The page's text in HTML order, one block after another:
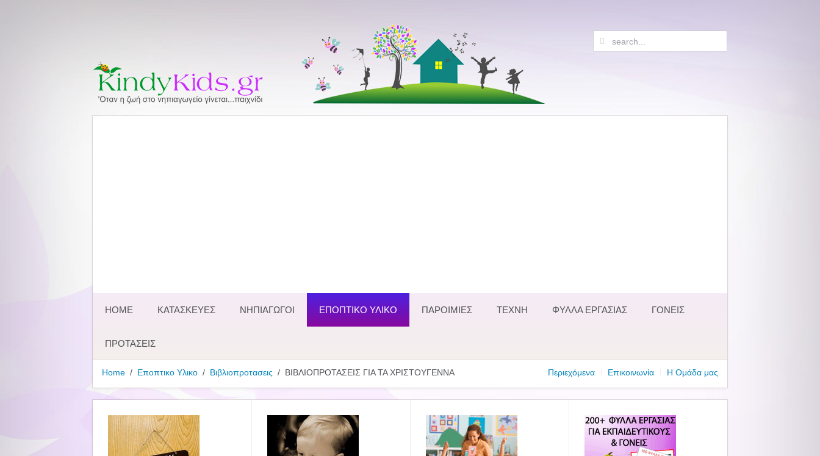
HOME ΚΑΤΑΣΚΕΥΕΣ ΝΗΠΙΑΓΩΓΟΙ ΕΠΟΠΤΙΚΟ ΥΛΙΚΟ ΠΑΡΟΙΜΙΕΣ ΤΕΧΝΗ ΦΥΛΛΑ ΕΡΓΑΣΙΑΣ ΓΟΝΕΙΣ
ΠΡΟΤΑΣΕΙΣ
Home Εποπτικο Υλικο Βιβλιοπροτασεις ΒΙΒΛΙΟΠΡΟΤΑΣΕΙΣ ΓΙΑ ΤΑ ΧΡΙΣΤΟΥΓΕΝΝΑ Περιεχόμενα Επικοινωνία Η Ομάδα μας